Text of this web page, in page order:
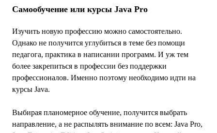
Самообучение или курсы Java Pro
Изучить новую профессию можно самостоятельно.
Однако не получится углубиться в теме без помощи
педагога, практика в написании программ. И уж тем
более закрепиться в профессии без поддержки
профессионалов. Именно поэтому необходимо идти на
курсы Java.
Выбирая планомерное обучение, получится выбрать
направление, а не распылять внимание по всем: Java Pro,